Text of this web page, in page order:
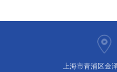
上海市青浦区金